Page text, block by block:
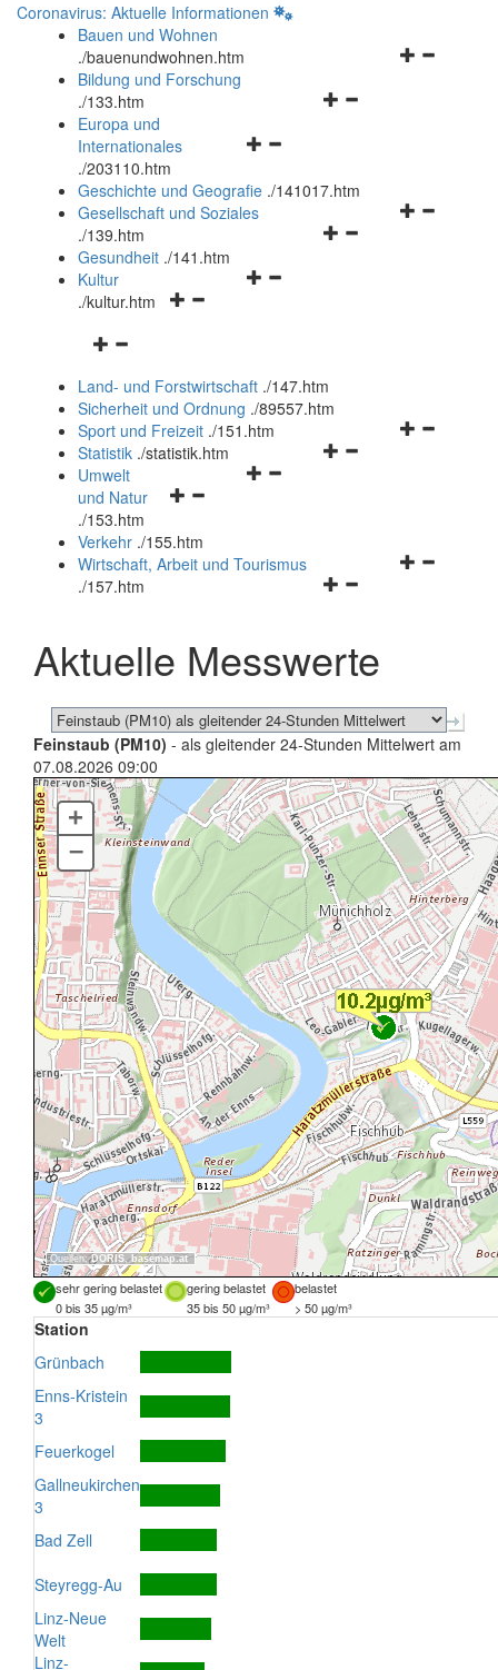
Coronavirus: Aktuelle Informationen
Bauen und Wohnen
./bauenundwohnen.htm
Navigationsmenü
Bildung und Forschung
./133.htm
Navigationsmenü
und
schließen
Europa und
Internationales
./203110.htm
Geschichte und Geografie ./141017.htm
Navigationsmenü
Gesellschaft und Soziales
./139.htm
Navigationsmenü
Gesundheit ./141.htm
Navigationsmenü
Kultur
./kultur.htm
Navigationsmenü
und
schließen
Land- und Forstwirtschaft ./147.htm
Sicherheit und Ordnung ./89557.htm
Navigationsmenü
Sport und Freizeit ./151.htm
Navigationsmenü
Statistik ./statistik.htm
Navigationsmenü
und
schließen
Umwelt
und Natur
./153.htm
Verkehr ./155.htm
Navigationsmenü
schließen
Wirtschaft, Arbeit und Tourismus
./157.htm
Aktuelle Messwerte
Feinstaub (PM10) - als gleitender 24-Stunden Mittelwert am
07.08.2026 09:00
Quellen:DORIS, basemap.at
+
–
sehr gering belastet gering belastet
belastet
0 bis 35 µg/m³
35 bis 50 µg/m³ > 50 µg/m³
Station
Grünbach
Enns-Kristein
3
Feuerkogel
Gallneukirchen
3
Bad Zell
Steyregg-Au
Linz-Neue
Welt
Linz-